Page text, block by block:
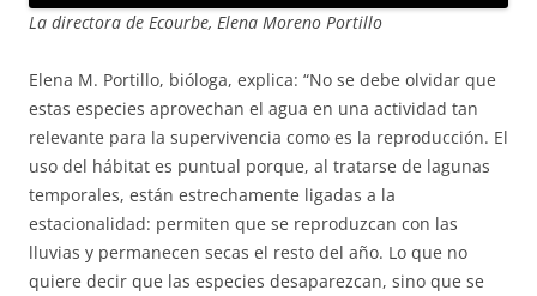
La directora de Ecourbe, Elena Moreno Portillo
Elena M. Portillo, bióloga, explica: “No se debe olvidar que
estas especies aprovechan el agua en una actividad tan
relevante para la supervivencia como es la reproducción. El
uso del hábitat es puntual porque, al tratarse de lagunas
temporales, están estrechamente ligadas a la
estacionalidad: permiten que se reproduzcan con las
lluvias y permanecen secas el resto del año. Lo que no
quiere decir que las especies desaparezcan, sino que se